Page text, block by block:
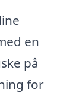
en
på
for